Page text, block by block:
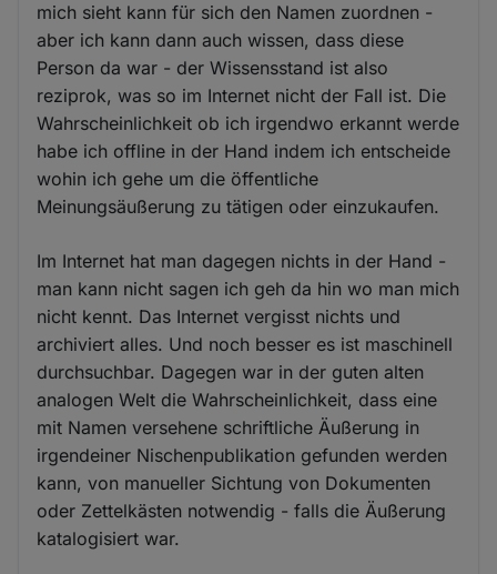
mich sieht kann für sich den Namen zuordnen -
aber ich kann dann auch wissen, dass diese
Person da war - der Wissensstand ist also
reziprok, was so im Internet nicht der Fall ist. Die
Wahrscheinlichkeit ob ich irgendwo erkannt werde
habe ich offline in der Hand indem ich entscheide
wohin ich gehe um die öffentliche
Meinungsäußerung zu tätigen oder einzukaufen.
Im Internet hat man dagegen nichts in der Hand -
man kann nicht sagen ich geh da hin wo man mich
nicht kennt. Das Internet vergisst nichts und
archiviert alles. Und noch besser es ist maschinell
durchsuchbar. Dagegen war in der guten alten
analogen Welt die Wahrscheinlichkeit, dass eine
mit Namen versehene schriftliche Äußerung in
irgendeiner Nischenpublikation gefunden werden
kann, von manueller Sichtung von Dokumenten
oder Zettelkästen notwendig - falls die Äußerung
katalogisiert war.